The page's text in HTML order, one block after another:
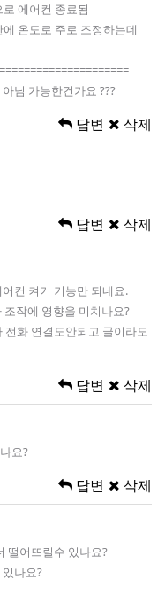
에어컨 종료됨
온도로 주로 조정하는데
님 가능한건가요 ???
답변 삭제
답변 삭제
컨 켜기 기능만 되네요.
작에 영향을 미치나요?
화 연결도안되고 글이라도
답변 삭제
요?
답변 삭제
떨어뜨릴수 있나요?
나요?